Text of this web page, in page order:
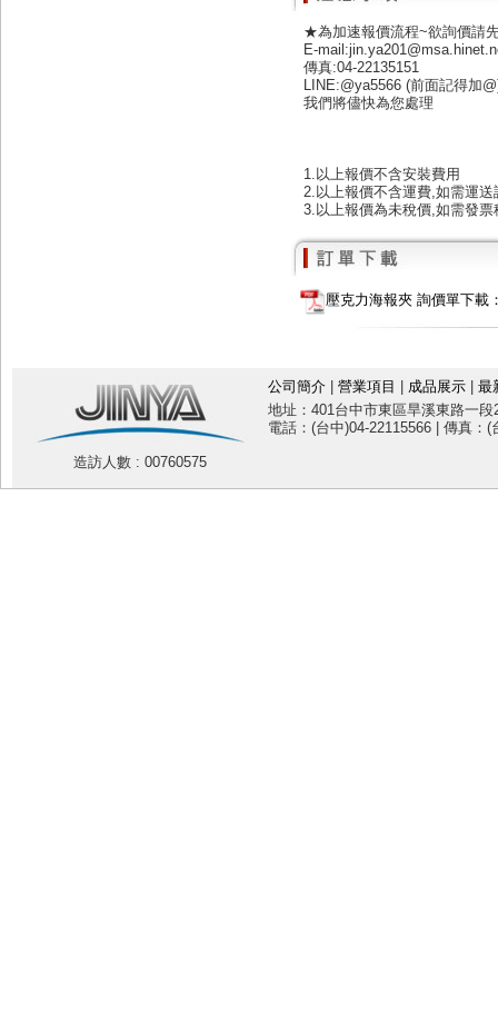
★為加速報價流程~欲詢價請
E-
傳真:04-22135151
LINE:@ya5566 (前面記得加
我們將儘快為您處理
1.以上報價不含安裝費用
2.以上報價不含運費,如需運
3.以上報價為未稅價,如需發票
壓克力海報夾 詢價單下載
造訪人數 : 00760575
公司簡介 營業項目 成品展示
最
地址：401台中市東區旱溪東路一
電話：(台中)04-22115566 | 傳真：(